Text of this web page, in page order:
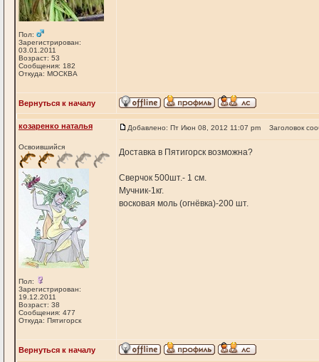
Пол:
Зарегистрирован:
03.01.2011
Возраст: 53
Сообщения: 182
Откуда: МОСКВА
Вернуться к началу
козаренко наталья
Освоившийся
Пол:
Зарегистрирован:
19.12.2011
Возраст: 38
Сообщения: 477
Откуда: Пятигорск
Добавлено: Пт Июн 08, 2012 11:07 pm Заголовок
Доставка в Пятигорск возможна?
Сверчок 500шт.- 1 см.
Мучник-1кг.
восковая моль (огнёвка)-200 шт.
Вернуться к началу